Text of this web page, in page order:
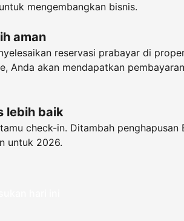
mengembangkan bisnis.
aman
reservasi prabayar di
Anda akan mendapatkan pembayaran
lebih baik
check-in. Ditambah penghapusan
untuk 2026.
hari ini